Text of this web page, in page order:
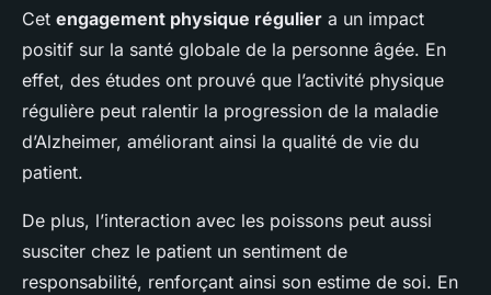
Cet engagement physique régulier a un impact
positif sur la santé globale de la personne âgée. En
effet, des études ont prouvé que l’activité physique
régulière peut ralentir la progression de la maladie
d’Alzheimer, améliorant ainsi la qualité de vie du
patient.
De plus, l’interaction avec les poissons peut aussi
susciter chez le patient un sentiment de
responsabilité, renforçant ainsi son estime de soi. En